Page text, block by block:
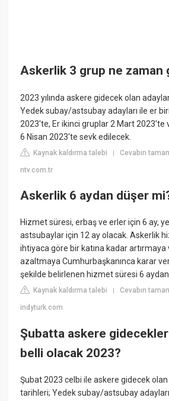
Askerlik 3 grup ne zaman
2023 yılında askere gidecek olan
Yedek subay/astsubay adayları ile er
2023'te, Er ikinci gruplar 2 Mart 2023'te
6 Nisan 2023'te sevk edilecek.
Kaynak kaldırma talebi |Cevabın
ntv.com.tr
Askerlik 6 aydan düşer
Hizmet süresi, erbaş ve erler için 6 ay,
astsubaylar için 12 ay olacak. Askerlik
ihtiyaca göre bir katına kadar artırmaya
azaltmaya Cumhurbaşkanınca karar
şekilde belirlenen hizmet süresi 6
Kaynak kaldırma talebi |Cevabın
indyturk.com
Şubatta askere
belli olacak 2023?
Şubat 2023 celbi ile askere gidecek olan
tarihleri; Yedek subay/astsubay